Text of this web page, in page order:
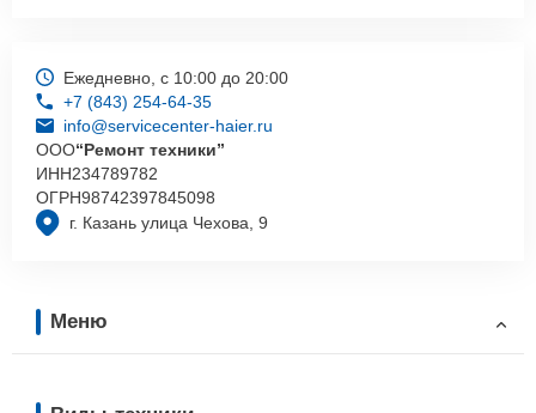
г. Казань улица Чехова, 9
Ежедневно, с 10:00 до 20:00
+7 (843) 254-64-35
info@servicecenter-haier.ru
ООО“Ремонт техники”
ИНН234789782
ОГРН98742397845098
Меню